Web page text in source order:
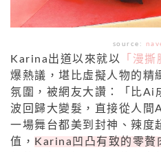
source:
Karina出道以來就以 「漫
爆熱議，堪比虛擬人物的精
氛圍，被網友大讚：「比Ai
波回歸大變髮，直接從人間
一場舞台都美到封神、辣度
值，
Karina凹凸有致的零贅